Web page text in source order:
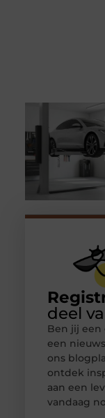
deel
Ben jij een
een
ons
ontdek
aan een
vandaag